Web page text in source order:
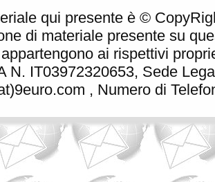
qui presente è ©
di materiale presente su
ai rispettivi
N. IT03972320653, Sede
, Numero di